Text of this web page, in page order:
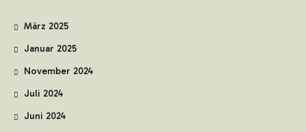
März 2025
Januar 2025
November 2024
Juli 2024
Juni 2024